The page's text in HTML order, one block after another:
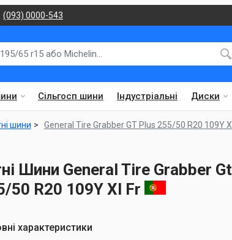
(093) 0000-543
Сільгосп шини Індустріальні Диски
шини General Tire Grabber GT Plus 255/50 R20 109Y
Шини General Tire Grabber
50 R20 109Y Xl Fr
характеристики